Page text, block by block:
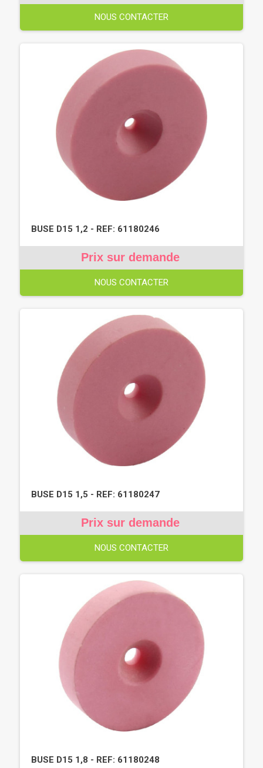
NOUS CONTACTER
BUSE D15 1,2 - REF: 61180246
Prix sur demande
NOUS CONTACTER
BUSE D15 1,5 - REF: 61180247
Prix sur demande
NOUS CONTACTER
BUSE D15 1,8 - REF: 61180248